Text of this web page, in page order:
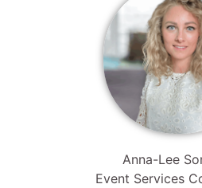
Anna-Lee
Event Services